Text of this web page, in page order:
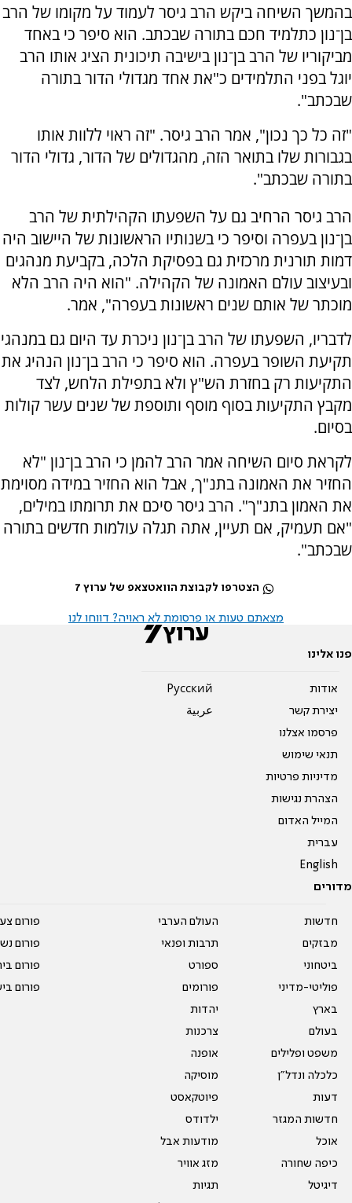
בהמשך השיחה ביקש הרב גיסר לעמוד על מקומו של הרב
בן־נון כתלמיד חכם בתורה שבכתב. הוא סיפר כי באחד
מביקוריו של הרב בן־נון בישיבה תיכונית הציג אותו הרב
יוגל בפני התלמידים כ"את אחד מגדולי הדור בתורה
שבכתב".
"זה כל כך נכון", אמר הרב גיסר. "זה ראוי ללוות אותו
בגבורות שלו בתואר הזה, מהגדולים של הדור, גדולי הדור
בתורה שבכתב".
הרב גיסר הרחיב גם על השפעתו הקהילתית של הרב
בן־נון בעפרה וסיפר כי בשנותיו הראשונות של היישוב היה
דמות תורנית מרכזית גם בפסיקת הלכה, בקביעת מנהגים
ובעיצוב עולם האמונה של הקהילה. "הוא היה הרב הלא
מוכתר של אותם שנים ראשונות בעפרה", אמר.
לדבריו, השפעתו של הרב בן־נון ניכרת עד היום גם במנהגי
תקיעת השופר בעפרה. הוא סיפר כי הרב בן־נון הנהיג את
התקיעות רק בחזרת הש"ץ ולא בתפילת הלחש, לצד
מקבץ התקיעות בסוף מוסף ותוספת של שנים עשר קולות
בסיום.
לקראת סיום השיחה אמר הרב להמן כי הרב בן־נון "לא
החזיר את האמונה בתנ"ך, אבל הוא החזיר במידה מסוימת
את האמון בתנ"ך". הרב גיסר סיכם את תרומתו במילים,
"אם תעמיק, אם תעיין, אתה תגלה עולמות חדשים בתורה
שבכתב".
הצטרפו לקבוצת הוואטצאפ של ערוץ 7
מצאתם טעות או פרסומת לא ראויה? דווחו לנו
פנו אלינו
אודות
יצירת קשר
פרסמו אצלנו
תנאי שימוש
מדיניות פרטיות
הצהרת נגישות
המייל האדום
עברית
English
Pусский
عربية
מדורים
חדשות
מבזקים
ביטחוני
פוליטי-מדיני
בארץ
בעולם
משפט ופלילים
כלכלה ונדל"ן
דעות
חדשות המגזר
אוכל
כיפה שחורה
דיגיטל
העולם הערבי
תרבות ופנאי
ספורט
פורומים
יהדות
צרכנות
אופנה
מוסיקה
פיוטקאסט
ילדודס
מודעות אבל
מזג אוויר
תגיות
פורום
פורום
פורום
פורום